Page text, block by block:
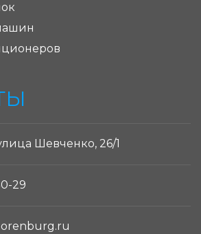
Шевченко, 26/1
29